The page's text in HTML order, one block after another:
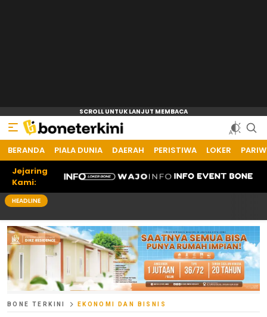
BERANDA PIALA DUNIA DAERAH PERISTIWA LOKER
Jejaring
Kami:
HEADLINE
BONE TERKINI EKONOMI DAN BISNIS